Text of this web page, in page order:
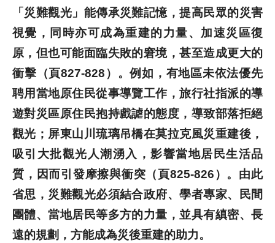
「災難觀光」能傳承災難記憶，提高民眾的災害
視覺，同時亦可成為重建的力量、加速災區復
原，但也可能面臨失敗的窘境，甚至造成更大的
衝擊（頁827-828）。例如，有地區未依法優先
聘用當地原住民從事導覽工作，旅行社指派的導
遊對災區原住民抱持戲謔的態度，導致部落拒絕
觀光；屏東山川琉璃吊橋在莫拉克風災重建後，
吸引大批觀光人潮湧入，影響當地居民生活品
質，因而引發摩擦與衝突（頁825-826）。由此
省思，災難觀光必須結合政府、學者專家、民間
團體、當地居民等多方的力量，並具有縝密、長
遠的規劃，方能成為災後重建的助力。